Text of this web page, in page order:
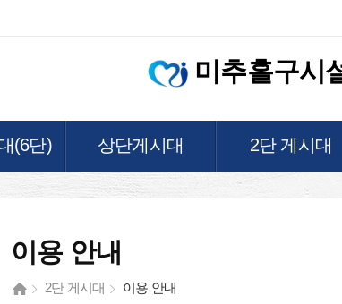
미추홀구시
(6단) 상단게시대 2단 게시대
이용 안내
2단 게시대 이용 안내